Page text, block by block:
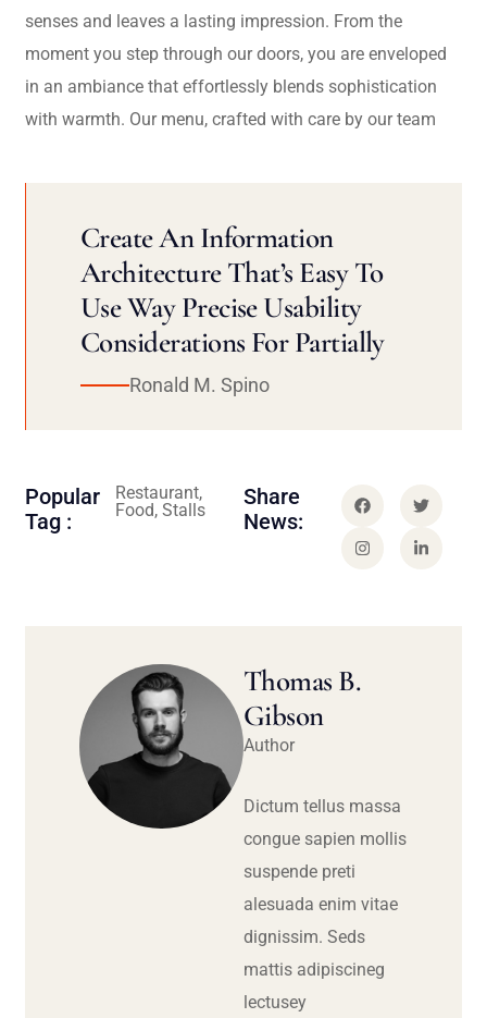
senses and leaves a lasting impression. From the
moment you step through our doors, you are enveloped
in an ambiance that effortlessly blends sophistication
with warmth. Our menu, crafted with care by our team
Create An Information
Architecture That’s Easy To
Use Way Precise Usability
Considerations For Partially
Ronald M. Spino
Popular
Tag :
Restaurant,
Food, Stalls
Share
News:
Thomas B.
Gibson
Author
Dictum tellus massa
congue sapien mollis
suspende preti
alesuada enim vitae
dignissim. Seds
mattis adipiscineg
lectusey